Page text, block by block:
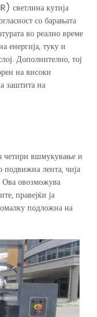
светлина кутија
со барањата
во реално време
енергија, туку и
Дополнително, тој
на високи
заштита на
четири вшмукување и
подвижна лента, чија
овозможува
правејќи ја
подложна на